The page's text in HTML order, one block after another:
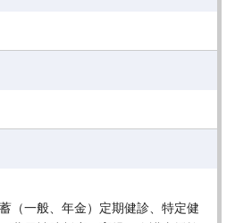
（一般、年金）定期健診、特定健